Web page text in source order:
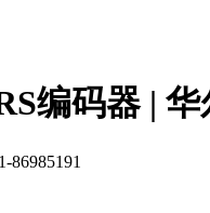
编码器 |
86985191